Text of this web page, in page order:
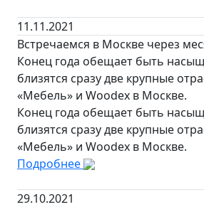
11.11.2021
Встречаемся в Москве через
Конец года обещает быть
близятся сразу две крупные
«Мебель» и Woodex в Москве.
Конец года обещает быть
близятся сразу две крупные
«Мебель» и Woodex в Москве.
Подробнее
29.10.2021